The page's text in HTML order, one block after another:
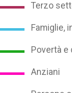
Terzo
Famiglie,
Povertà e
Anziani